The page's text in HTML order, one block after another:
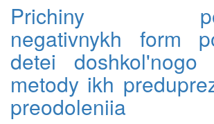
Prichiny
negativnykh form
detei doshkol'nogo
metody ikh
preodoleniia